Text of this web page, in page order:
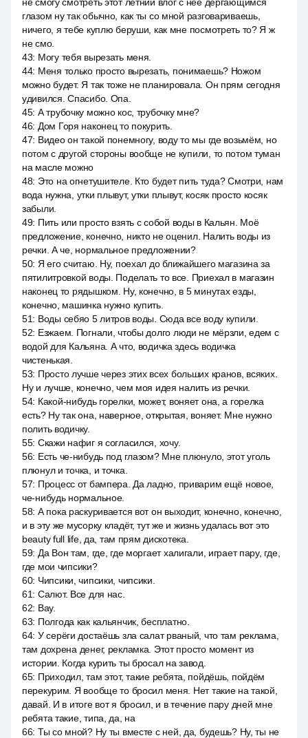
глазом ну так обычно, как ты со мной разговариваешь,
ничего, я тебе куплю беруши, как мне посмотреть то? Я ж
не смо.
43: Могу тебя вырезать меня.
44: Меня только просто вырезать, понимаешь? Ножом
можно будет. Я так тоже не планировала. Он прям сегодня
удивился. Спасибо. Опа.
45: А трубочку можно кос, трубочку мне?
46: Дом Горя наконец то покурить.
47: Видео он такой понемногу, воду то мы где возьмём, но
потом с другой стороны вообще не купили, то потом туман
на масле можно
48: Это на огнетушителе. Кто будет пить туда? Смотри, нам
вода нужна, утки плывут, утки плывут, косяк просто косяк
забыли.
49: Пить или просто взять с собой воды в Кальян. Моё
предложение, конечно, никто не оценил. Налить воды из
речки. А че, нормальное предложении?
50: Я его считаю. Ну, поехал до ближайшего магазина за
пятилитровкой воды. Поделать то все. Приехал в магазин
наконец то рядышком. Ну, конечно, в 5 минутах езды,
конечно, машинка нужно купить.
51: Воды себяо 5 литров воды. Сюда все воду купили.
52: Езжаем. Погнали, чтобы долго люди не мёрзли, едем с
водой для Кальяна. А что, водичка здесь водичка
чистенькая.
53: Просто лучше через этих всех больших кранов, всяких.
Ну и лучше, конечно, чем моя идея налить из речки.
54: Какой-нибудь горелки, может, воняет она, а горелка
есть? Ну так она, наверное, открытая, воняет. Мне нужно
полить водичку.
55: Скажи нафиг я согласился, хочу.
56: Есть че-нибудь под глазом? Мне плюнуло, этот уголь
плюнул и точка, и точка.
57: Процесс от бампера. Да ладно, приварим ещё новое,
че-нибудь нормальное.
58: А пока раскуривается вот он выходит, конечно, конечно,
и в эту же мусорку кладёт, тут же и жизнь удалась вот это
beauty full life, да, там прям дискотека.
59: Да Вон там, где, где моргает халигали, играет пару, где,
где мои чипсики?
60: Чипсики, чипсики, чипсики.
61: Салют. Все для нас.
62: Вау.
63: Полгода как кальянчик, бесплатно.
64: У серёги достаёшь зла салат рваный, что там реклама,
там дохрена денег, рекламка. Этот просто момент из
истории. Когда курить ты бросал на завод.
65: Приходил, там этот, такие ребята, пойдёшь, пойдём
перекурим. Я вообще то бросил меня. Нет такие на такой,
давай. И в итоге вот я бросил, и в течение пару дней мне
ребята такие, типа, да, на
66: Ты со мной? Ну ты вместе с ней, да, будешь? Ну, ты не